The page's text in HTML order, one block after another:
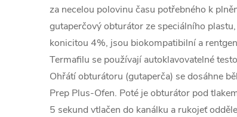
za necelou polovinu času potřebného k
gutaperčový obturátor ze speciálního
konicitou 4%, jsou biokompatibilní a
Termafilu se používají autoklavovatelné
Ohřátí obturátoru (gutaperča) se dosáhne
Prep Plus-Ofen. Poté je obturátor pod
5 sekund vtlačen do kanálku a rukojeť